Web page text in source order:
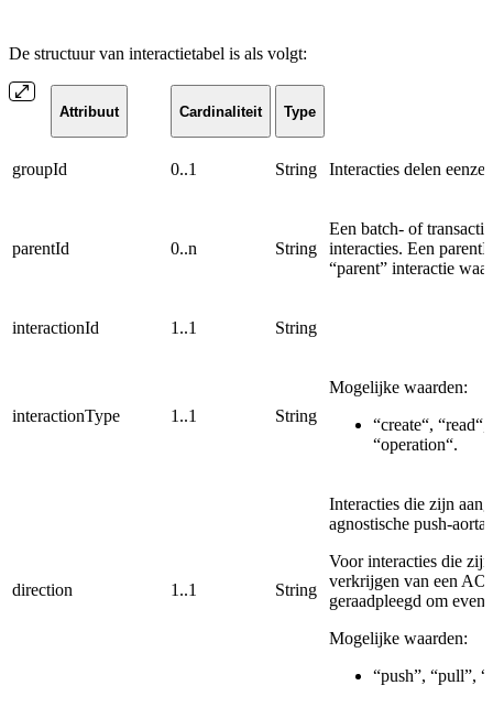
De structuur van interactietabel is als volgt:
Attribuut Cardinaliteit Type
groupId 0..1 String Interacties delen
parentId 0..n String
Een batch- of
interacties. Een
“parent” interactie
interactionId 1..1 String
interactionType 1..1 String
Mogelijke waarden:
“create“,
“operation“.
direction 1..1 String
Interacties die zijn
agnostische push-
Voor interacties die
verkrijgen van een
geraadpleegd om
Mogelijke waarden:
“push”, “pull”,